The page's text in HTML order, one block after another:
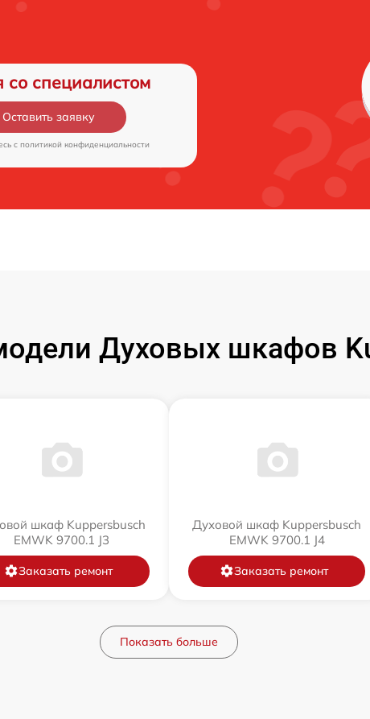
со специалистом
Оставить заявку
c политикой конфиденциальности
Духовых шкафов
шкаф Kuppersbusch
EMWK 9700.1 J3
Заказать ремонт
Духовой шкаф Kuppersbusch
EMWK 9700.1 J4
Заказать ремонт
Показать больше